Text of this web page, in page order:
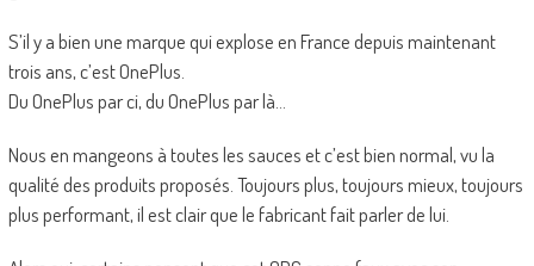
S’il y a bien une marque qui explose en France depuis maintenant
trois ans, c’est OnePlus.
Du OnePlus par ci, du OnePlus par là…
Nous en mangeons à toutes les sauces et c’est bien normal, vu la
qualité des produits proposés. Toujours plus, toujours mieux, toujours
plus performant, il est clair que le fabricant fait parler de lui.